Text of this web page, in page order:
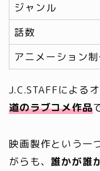
ジャンル
話数
アニメーション
J.C.STAFFによる
道のラブコメ作品
映画製作という一
がらも、 誰かが誰